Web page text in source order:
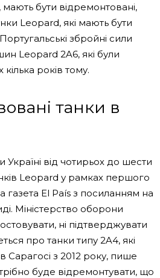
мають бути відремонтовані,
Leopard, які мають бути
збройні сили
Leopard 2A6, які були
років тому.
танки в
Україні від чотирьох до шести
Leopard у рамках першого
газета El País з посиланням на
Міністерство оборони
ні підтверджувати
про танки типу 2A4, які
Сарагосі з 2012 року, пише
буде відремонтувати, що